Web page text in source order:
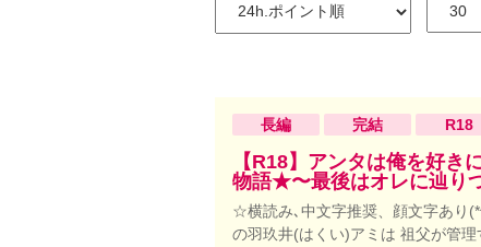
長編 完結 R18
【R18】アンタは俺を好
物語★〜最後はオレに辿り
☆横読み､中文字推奨、顔文字あり
の羽玖井(はくい)アミは 祖父が管